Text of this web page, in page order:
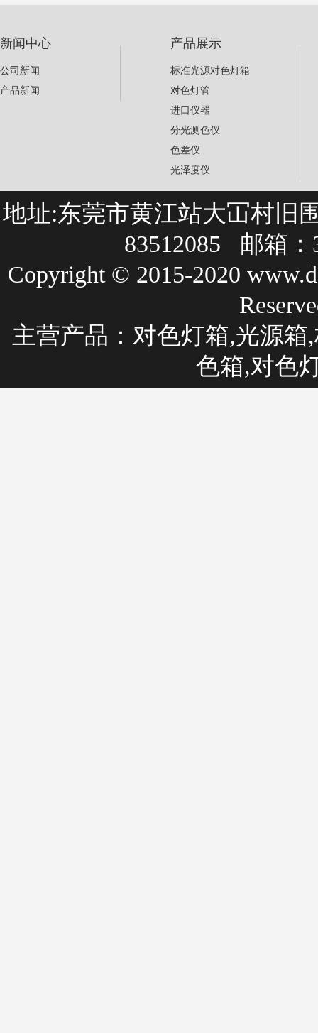
新闻中心
公司新闻
产品新闻
产品展示
标准光源对色灯箱
对色灯管
进口仪器
分光测色仪
色差仪
光泽度仪
地址:东莞市黄江站大冚村旧
83512085 邮箱：
Copyright © 2015-2020
主营产品： 对色灯箱,光源箱,
色箱,对色